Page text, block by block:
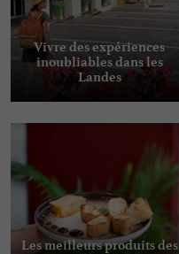
Vivre des expériences
inoubliables dans les
Landes
Les meilleurs produits des